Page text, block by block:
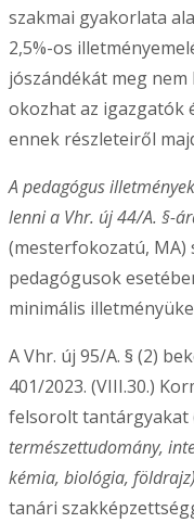
szakmai gyakorlata
2,5%-os
jószándékát meg
okozhat az igazgatók
ennek részleteiről
A pedagógus
lenni a Vhr. új 44/A. §-
(mesterfokozatú, MA)
pedagógusok
minimális
A Vhr. új 95/A. § (2)
401/2023. (VIII.30.)
felsorolt tantárgyakat
természettudomány,
kémia, biológia, földrajz)
tanári